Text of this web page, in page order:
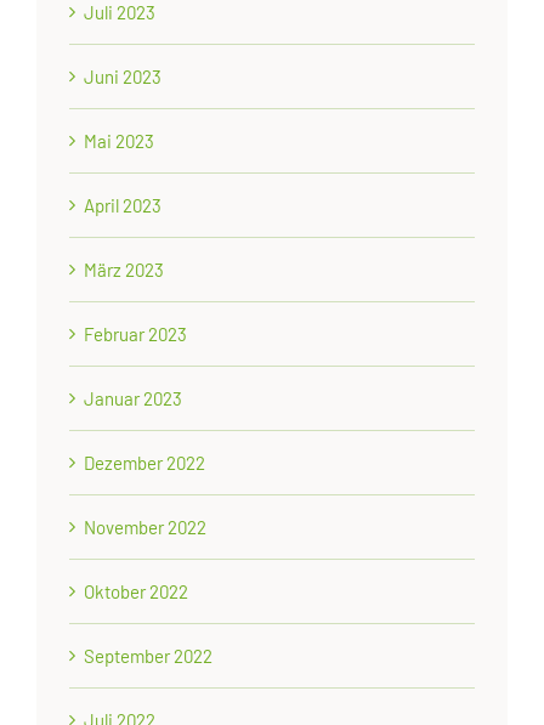
Juli 2023
Juni 2023
Mai 2023
April 2023
März 2023
Februar 2023
Januar 2023
Dezember 2022
November 2022
Oktober 2022
September 2022
Juli 2022